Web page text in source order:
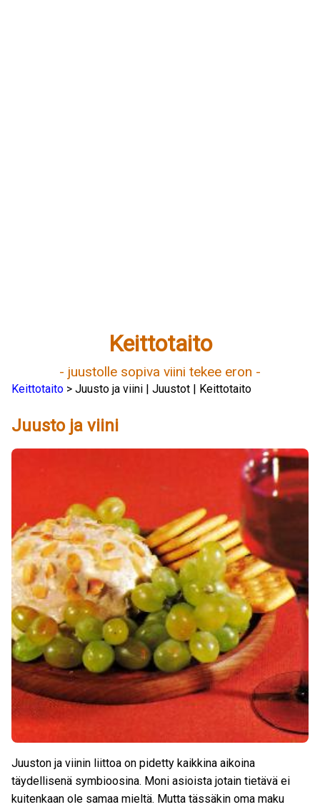
Keittotaito
- juustolle sopiva viini tekee eron -
Keittotaito > Juusto ja viini | Juustot | Keittotaito
Juusto ja viini
Juuston ja viinin liittoa on pidetty kaikkina aikoina
täydellisenä symbioosina. Moni asioista jotain tietävä ei
kuitenkaan ole samaa mieltä. Mutta tässäkin oma maku